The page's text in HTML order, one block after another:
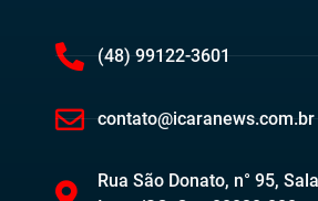
(48) 99122-3601
contato@icaranews.com.br
Rua São Donato, n° 95,